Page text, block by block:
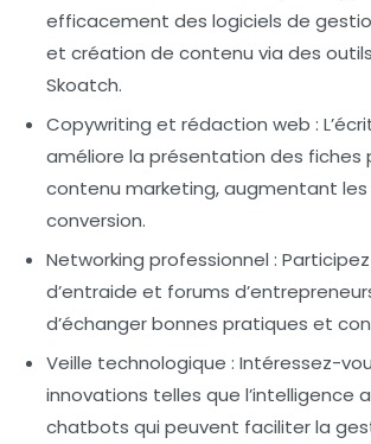
efficacement des logiciels de
et création de contenu via des
Skoatch.
Copywriting et rédaction web :
améliore la présentation des fiches
contenu marketing, augmentant
conversion.
Networking professionnel :
d’entraide et forums
d’échanger bonnes pratiques et
Veille technologique : Intéressez-
innovations telles que l’intelligence
chatbots qui peuvent faciliter la